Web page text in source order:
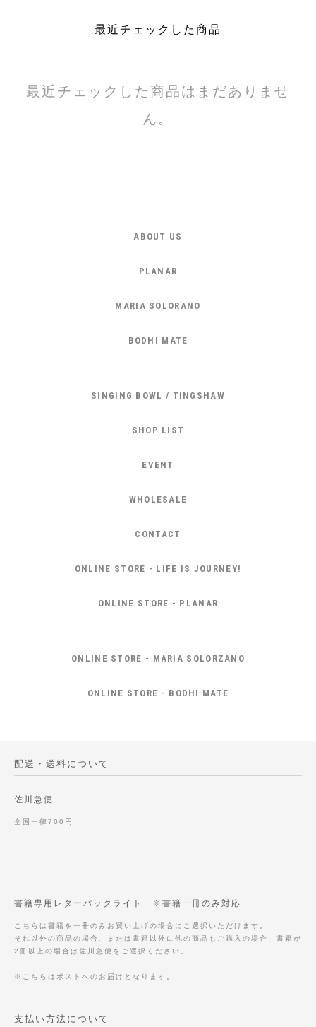
最近チェックした商品
最近チェックした商品はまだありませ
ん。
ABOUT US
PLANAR
MARIA SOLORANO
BODHI MATE
SINGING BOWL / TINGSHAW
SHOP LIST
EVENT
WHOLESALE
CONTACT
ONLINE STORE - LIFE IS JOURNEY!
ONLINE STORE - PLANAR
ONLINE STORE - MARIA SOLORZANO
ONLINE STORE - BODHI MATE
配送・送料について
佐川急便
全国一律700円
書籍専用レターパックライト ※書籍一冊のみ対応
こちらは書籍を一冊のみお買い上げの場合にご選択いただけます。
それ以外の商品の場合、または書籍以外に他の商品もご購入の場合、書籍が
2冊以上の場合は佐川急便をご選択ください。
※こちらはポストへのお届けとなります。
支払い方法について